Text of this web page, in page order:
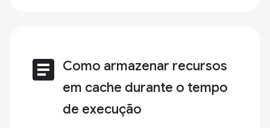
article Como armazenar recursos
em cache durante o tempo
de execução